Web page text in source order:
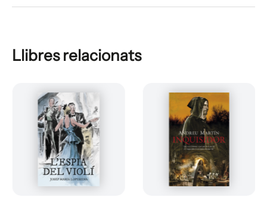
Llibres relacionats